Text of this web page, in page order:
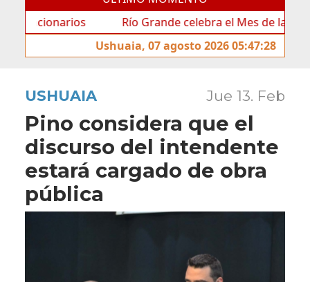
Río Grande celebra el Mes de las Infancias
Ushuaia, 07 agosto 2026 05:47:28
USHUAIA Jue 13. Feb
Pino considera que el
discurso del intendente
estará cargado de obra
pública